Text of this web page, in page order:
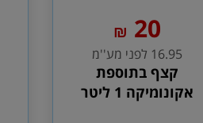
20
₪
16.95 לפני מע''מ
קצף בתוספת
אקונומיקה 1 ליטר